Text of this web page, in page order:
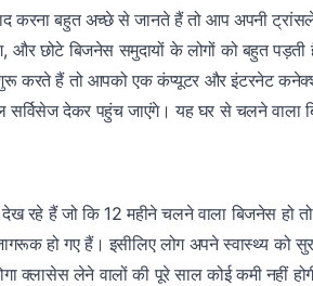
करना बहुत अच्छे से जानते हैं तो आप अपनी
और छोटे बिजनेस समुदायों के लोगों को बहुत
करते हैं तो आपको एक कंप्यूटर और इंटरनेट
सर्विसेज देकर पहुंच जाएंगे। यह घर से चलने
रहे हैं जो कि 12 महीने चलने वाला बिजनेस हो
हो गए हैं। इसीलिए लोग अपने स्वास्थ्य को
क्लासेस लेने वालों की पूरे साल कोई कमी नहीं